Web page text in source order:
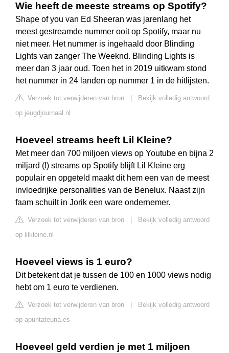
Wie heeft de meeste streams op Spotify?
Shape of you van Ed Sheeran was jarenlang het
meest gestreamde nummer ooit op Spotify, maar nu
niet meer. Het nummer is ingehaald door Blinding
Lights van zanger The Weeknd. Blinding Lights is
meer dan 3 jaar oud. Toen het in 2019 uitkwam stond
het nummer in 24 landen op nummer 1 in de hitlijsten.
Verzoek tot verwijderen van bron
Bekijk volledig antwoord
op jeugdjournaal.nl
Hoeveel streams heeft Lil Kleine?
Met meer dan 700 miljoen views op Youtube en bijna 2
miljard (!) streams op Spotify blijft Lil Kleine erg
populair en opgeteld maakt dit hem een van de meest
invloedrijke personalities van de Benelux. Naast zijn
faam schuilt in Jorik een ware ondernemer.
Verzoek tot verwijderen van bron
Bekijk volledig antwoord
op lilkleine.nl
Hoeveel views is 1 euro?
Dit betekent dat je tussen de 100 en 1000 views nodig
hebt om 1 euro te verdienen.
Verzoek tot verwijderen van bron
Bekijk volledig antwoord
op apuntateuna.es
Hoeveel geld verdien je met 1 miljoen